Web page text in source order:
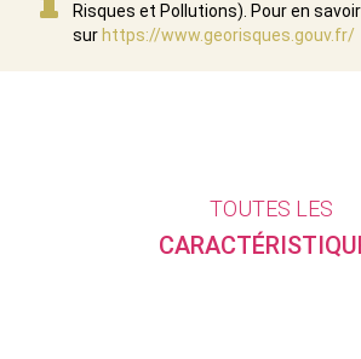
Risques et Pollutions). Pour en
sur https://www.georisques.gouv.fr/
TOUTES LES